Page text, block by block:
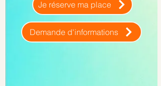
Je réserve ma place
Demande d'informations